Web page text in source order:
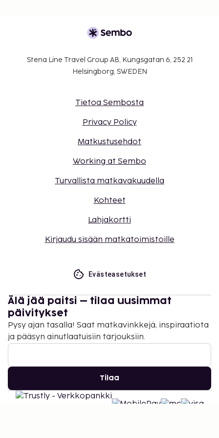
Asiakkaat voivat järjestää lemmikkiensä
majoituksen ottamalla yhteyttä suoraan
varausvahvistuksessa olevia yhteystietoja
(lemmikeistä veloitetaan lisämaksuja, ja niistä
Kaikki maksut voidaan maksaa käteisettömillä
uloskirjautuminen ovat saatavilla.
Stena Line Travel Group AB, Kungsgatan 6, 252 21
Helsingborg, SWEDEN
Tietoa Sembosta
Privacy Policy
Matkustusehdot
Working at Sembo
Turvallista matkavakuudella
Kohteet
Lahjakortti
Kirjaudu sisään matkatoimistoille
Evästeasetukset
Älä jää paitsi – tilaa uusimmat
päivitykset
Pysy ajan tasalla! Saat matkavinkkejä, inspiraatiota
ja pääsyn ainutlaatuisiin tarjouksiin.
Tilaa